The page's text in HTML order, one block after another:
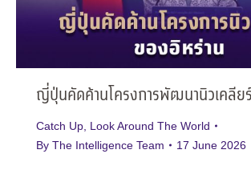
ญี่ปุ่นคัดค้านโครงการพัฒนานิวเคลีย
Catch Up Look Around The World
By The Intelligence Team 17 June 2026